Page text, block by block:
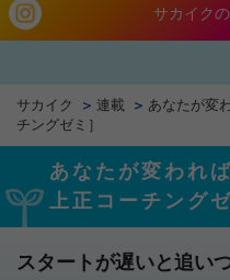
サカイク
サカイク 連載
あなたが変
チングゼミ］
あなたが変われ
上正コーチングゼ
スタートが遅いと追い